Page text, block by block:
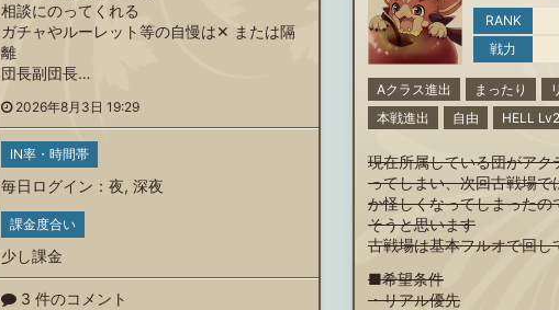
相談にのってくれる
ガチャやルーレット等の自慢は‪✕‬ または隔
離
団長副団長…
2026年8月3日 19:29
IN率・時間帯
毎日ログイン ： 夜, 深夜
課金度合い
少し課金
3 件のコメント
RANK
戦力
Aクラス進出 まったり
本戦進出
自由 HELL
現在所属している団がアク
ってしまい、次回古戦場で
か怪しくなってしまったの
そうと思います
古戦場は基本フルオで回し
■希望条件
・リアル優先